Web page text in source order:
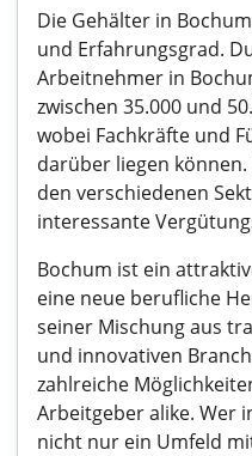
Die Gehälter in
und Erfahrungsgrad.
Arbeitnehmer in
zwischen 35.000 und
wobei Fachkräfte und
darüber liegen
den verschiedenen
interessante
Bochum ist ein
eine neue berufliche
seiner Mischung aus
und innovativen
zahlreiche
Arbeitgeber alike. Wer
nicht nur ein Umfeld